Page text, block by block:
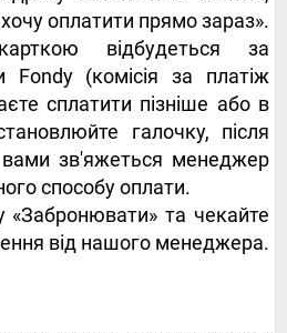
оплатити прямо зараз».
відбудеться за
Fondy (комісія за платіж
сплатити пізніше або в
галочку, після
вами зв'яжеться менеджер
способу оплати.
«Забронювати» та чекайте
від нашого менеджера.